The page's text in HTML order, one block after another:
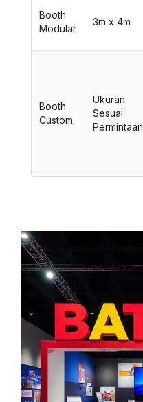
Booth
Modular
3m x 4m
Booth
Custom
Ukuran
Sesuai
Permintaan